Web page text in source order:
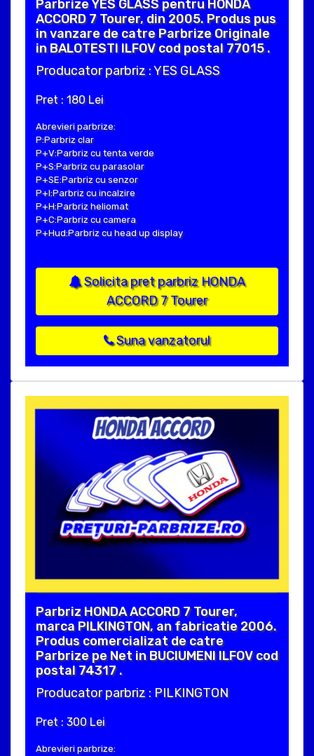
Parbrize YES GLASS pentru HONDA
ACCORD 7 Tourer, din 2005. Produs pus
in vanzare de catre Parbrize Originale
in BALOTESTI ILFOV cod postal 77015 .
Producator parbriz : YES GLASS
Pret : 180 Lei
Abrevieri parbrize:
P:Parbriz clar
P+V:Parbriz cu tenta verde
P+S:Parbriz cu parasolar
P+SE:Parbriz cu senzor
P+I:Parbriz cu incalzire
P+H:Parbriz heliomat
P+C:Parbriz cu camera
P+Hud:Parbriz cu head up display
Solicita pret parbriz HONDA
ACCORD 7 Tourer
Suna vanzatorul
Parbriz HONDA ACCORD 7 Tourer,
marca PILKINGTON, an fabricatie 2006.
Produs comercializat de catre
Parbrize pe Net in BUCIUMENI ILFOV cod
postal 74317 .
Producator parbriz : PILKINGTON
Pret : 300 Lei
Abrevieri parbrize: